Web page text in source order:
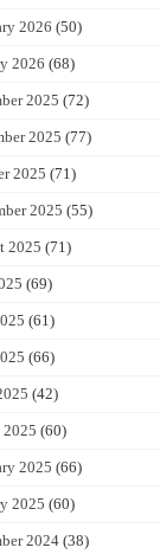
2026 (50)
2026 (68)
2025 (72)
2025 (77)
2025 (71)
2025 (55)
2025 (71)
(69)
(61)
(66)
(42)
(60)
2025 (66)
2025 (60)
2024 (38)